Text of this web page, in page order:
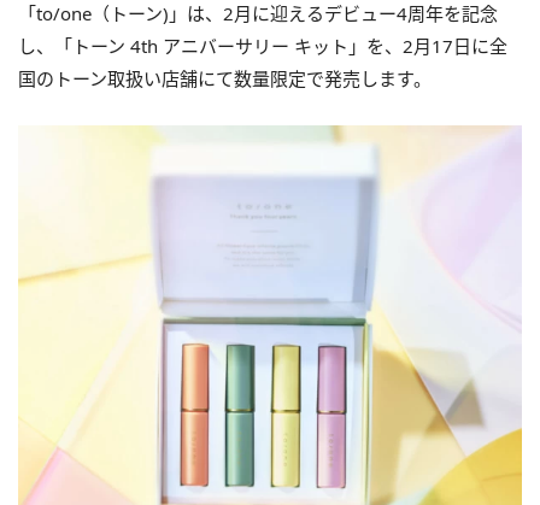
「to/one（トーン)」は、2月に迎えるデビュー4周年を記念
し、「トーン 4th アニバーサリー キット」を、2月17日に全
国のトーン取扱い店舗にて数量限定で発売します。